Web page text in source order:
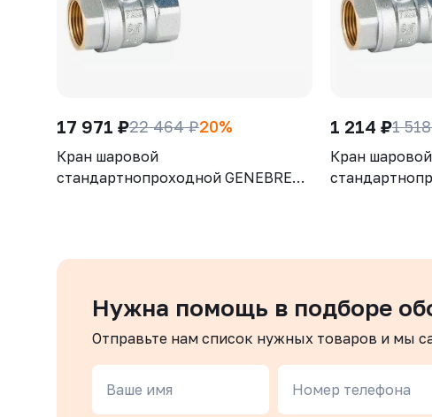
17 971 ₽22 464 ₽20%
Кран шаровой
стандартнопроходной GENEBRE
ВР/ВР, рукоятка-рычаг, резьба
1 214 ₽1
Кран шаровой
ВР/ВР,
Нужна помощь в подборе
Отправьте нам список нужных товаров и мы
Ваше имя Номер телефона